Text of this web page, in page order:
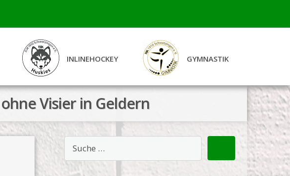
INLINEHOCKEY GYMNASTIK
Visier in Geldern